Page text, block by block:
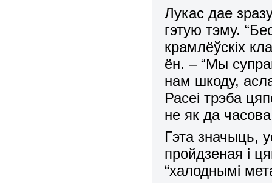
Лукас дае
гэтую тэму.
крамлёўскіх
ён. – “Мы
нам шкоду,
Расеі трэба
не як да
Гэта значыць,
пройдзеная і
“халоднымі